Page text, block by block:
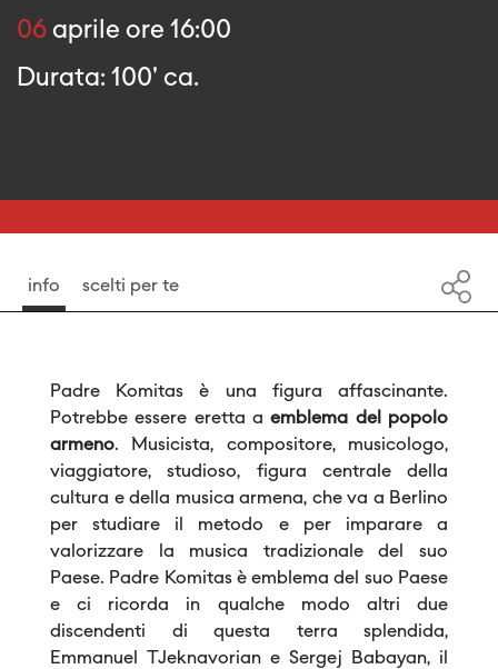
06 aprile ore 16:00
Durata: 100' ca.
info scelti per te
Padre Komitas è una figura affascinante.
Potrebbe essere eretta aemblema del popolo
armeno. Musicista, compositore, musicologo,
viaggiatore, studioso, figura centrale della
cultura e della musica armena, che va a Berlino
per studiare il metodo e per imparare a
valorizzare la musica tradizionale del suo
Paese. Padre Komitas è emblema del suo Paese
e ci ricorda in qualche modo altri due
discendenti di questa terra splendida,
Emmanuel TJeknavorian e Sergej Babayan, il